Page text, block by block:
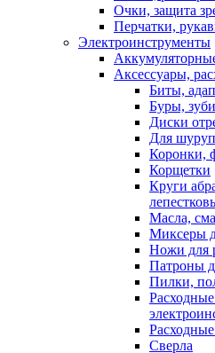
Очки, защита
Перчатки,
Электроинструменты
Аксессуары,
Биты,
Буры,
Диски
Для
Коронки,
Корщетки
Круги
Масла,
Миксеры
Ножи для
Патроны
Пилки,
Сверла